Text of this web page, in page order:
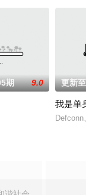
期 9.0 更新
我是单